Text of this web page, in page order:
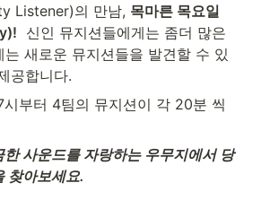
Listener)의 만남, 목마른 목요일
  신인 뮤지션들에게는 좀더 많은
는 새로운 뮤지션들을 발견할 수 있
공합니다.
부터 4팀의 뮤지션이 각 20분 씩
사운드를 자랑하는 우무지에서 당
찾아보세요.